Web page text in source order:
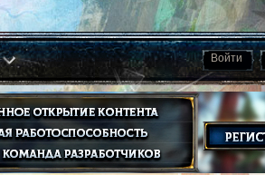
Войти